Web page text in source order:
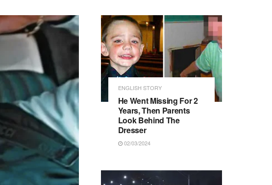
ENGLISH STORY
He Went Missing For 2
Years, Then Parents
Look Behind The
Dresser
02/03/2024